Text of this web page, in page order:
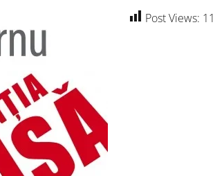
Post Views: